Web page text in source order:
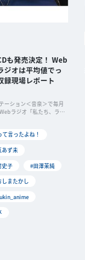
も発売決定！ Web
ジオは平均値でっ
録現場レポート
ーション＜音泉＞で毎月
ラジオ「私たち、ラジ
言ったよね！
あず未
史子
#田澤茉純
しまたかし